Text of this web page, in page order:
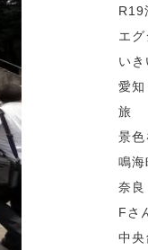
R19
エ
い
愛知
旅
景
鳴
奈良
Fさ
中